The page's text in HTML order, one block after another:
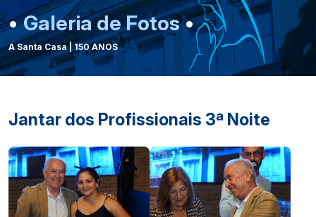
• Galeria de Fotos •
A Santa Casa | 150 ANOS
Jantar dos Profissionais 3ª Noite